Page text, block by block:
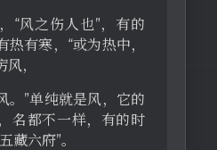
“风之伤人也”，有的
有寒，“或为热中，
，
。”单纯就是风，它的
名都不一样，有的时
藏六府”。